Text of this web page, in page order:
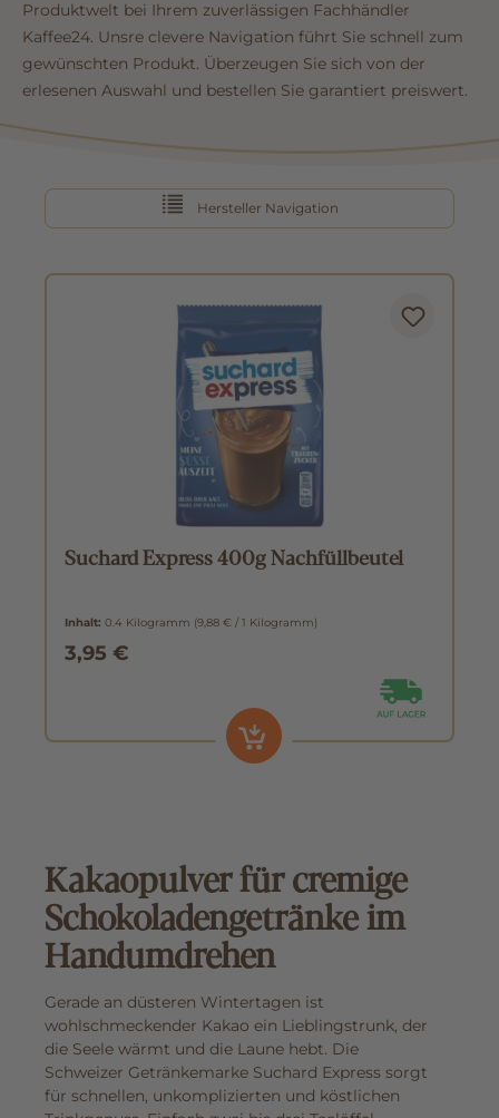
Produktwelt bei Ihrem zuverlässigen Fachhändler
Kaffee24. Unsre clevere Navigation führt Sie schnell zum
gewünschten Produkt. Überzeugen Sie sich von der
erlesenen Auswahl und bestellen Sie garantiert preiswert.
Hersteller Navigation
Suchard Express 400g Nachfüllbeutel
Inhalt: 0.4 Kilogramm (9,88 € / 1 Kilogramm)
3,95 €
Kakaopulver für cremige
Schokoladengetränke im
Handumdrehen
Gerade an düsteren Wintertagen ist
wohlschmeckender Kakao ein Lieblingstrunk, der
die Seele wärmt und die Laune hebt. Die
Schweizer Getränkemarke Suchard Express sorgt
für schnellen, unkomplizierten und köstlichen